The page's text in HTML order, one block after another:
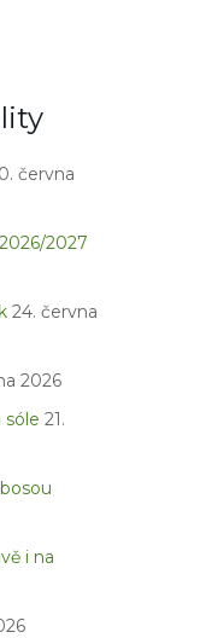
června
2027
24. června
2026
sóle 21.
i na